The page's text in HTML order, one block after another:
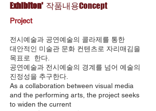
Exhibiton'작품내용Concept
Project
전시예술과 공연예술의 콜라제를 통한
대안적인 미술관 문화 컨텐츠로 자리매김을
목표로 한다.
공연예술과 전시예술의 경계를 넘어 예술의
진정성을 추구한다.
As a collaboration between visual media
and the performing arts, the project seeks
to widen the current